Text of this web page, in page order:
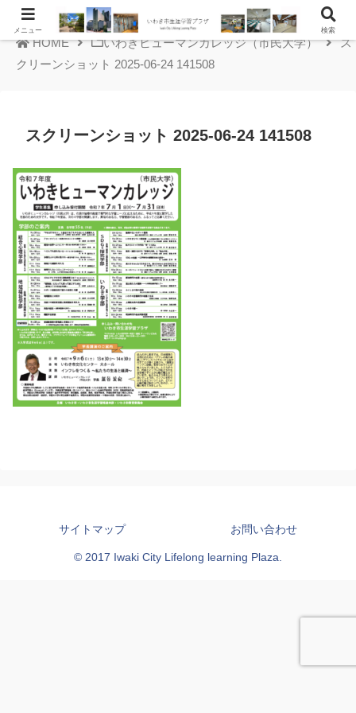
HOME いわきヒューマンカレッジ（市民大学）
ス
クリーンショット 2025-06-24 141508
スクリーンショット 2025-06-24 141508
サイトマップ お問い合わせ
© 2017 Iwaki City Lifelong learning Plaza.
メニュー 検索